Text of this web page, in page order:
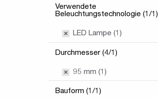
Verwendete
Beleuchtungstechnologie (1/1)
LED Lampe (1)
Durchmesser (4/1)
95 mm (1)
Bauform (1/1)